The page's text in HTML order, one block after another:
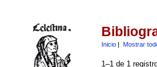
Inicio| Mostrar
1–1 de 1